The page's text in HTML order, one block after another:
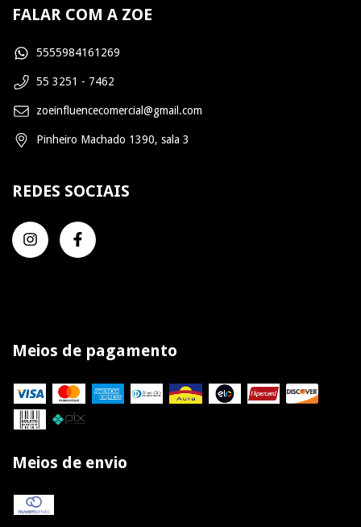
FALAR COM A ZOE
5555984161269
55 3251 - 7462
zoeinfluencecomercial@gmail.com
Pinheiro Machado 1390, sala 3
REDES SOCIAIS
Meios de pagamento
Meios de envio